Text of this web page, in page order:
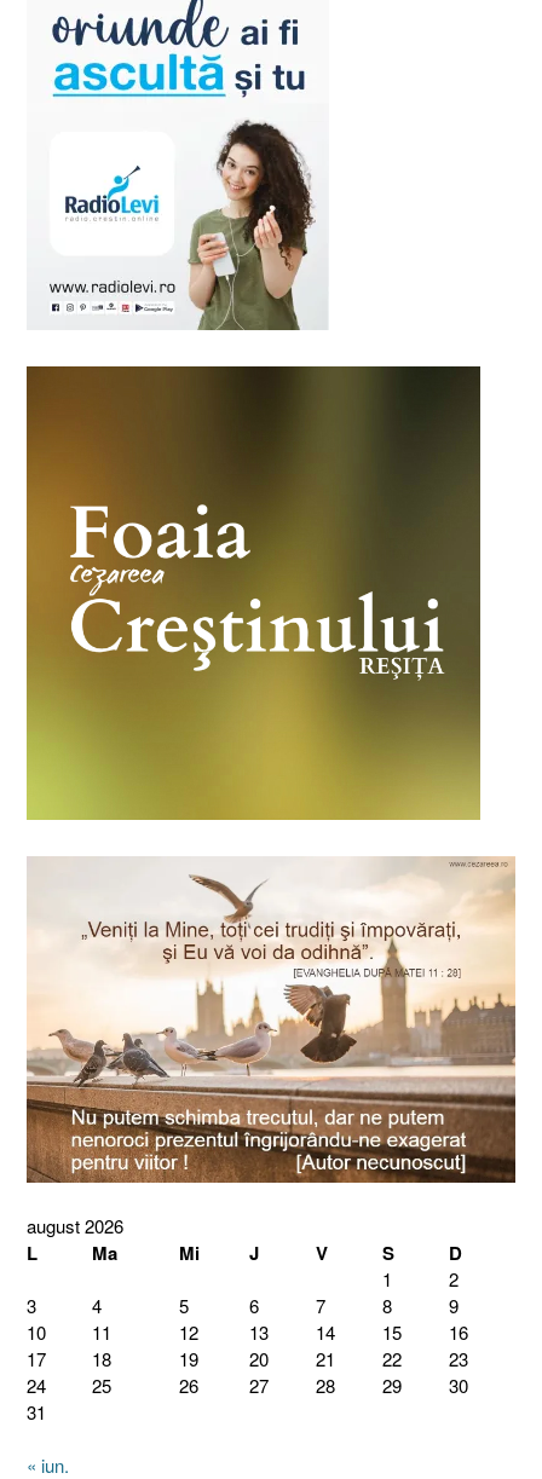
august 2026
L Ma Mi J V S D
1
2
3
4 5 6 7 8
9
10
11 12 13 14 15
16
17
18 19 20 21 22
23
24
25 26 27 28 29
30
31
« iun.